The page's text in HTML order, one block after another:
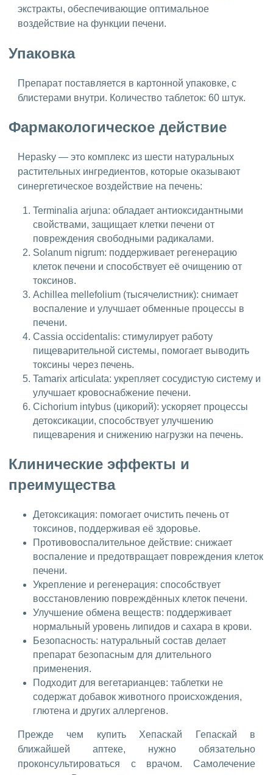
экстракты, обеспечивающие оптимальное
воздействие на функции печени.
Упаковка
Препарат поставляется в картонной упаковке, с
блистерами внутри. Количество таблеток: 60 штук.
Фармакологическое действие
Hepasky — это комплекс из шести натуральных
растительных ингредиентов, которые оказывают
синергетическое воздействие на печень:
Terminalia arjuna: обладает антиоксидантными
свойствами, защищает клетки печени от
повреждения свободными радикалами.
Solanum nigrum: поддерживает регенерацию
клеток печени и способствует её очищению от
токсинов.
Achillea mellefolium (тысячелистник): снимает
воспаление и улучшает обменные процессы в
печени.
Cassia occidentalis: стимулирует работу
пищеварительной системы, помогает выводить
токсины через печень.
Tamarix articulata: укрепляет сосудистую систему и
улучшает кровоснабжение печени.
Cichorium intybus (цикорий): ускоряет процессы
детоксикации, способствует улучшению
пищеварения и снижению нагрузки на печень.
Клинические эффекты и
преимущества
Детоксикация: помогает очистить печень от
токсинов, поддерживая её здоровье.
Противовоспалительное действие: снижает
воспаление и предотвращает повреждения клеток
печени.
Укрепление и регенерация: способствует
восстановлению повреждённых клеток печени.
Улучшение обмена веществ: поддерживает
нормальный уровень липидов и сахара в крови.
Безопасность: натуральный состав делает
препарат безопасным для длительного
применения.
Подходит для вегетарианцев: таблетки не
содержат добавок животного происхождения,
глютена и других аллергенов.
Прежде чем купить Хепаскай Гепаскай в
ближайшей аптеке, нужно обязательно
проконсультироваться с врачом. Самолечение